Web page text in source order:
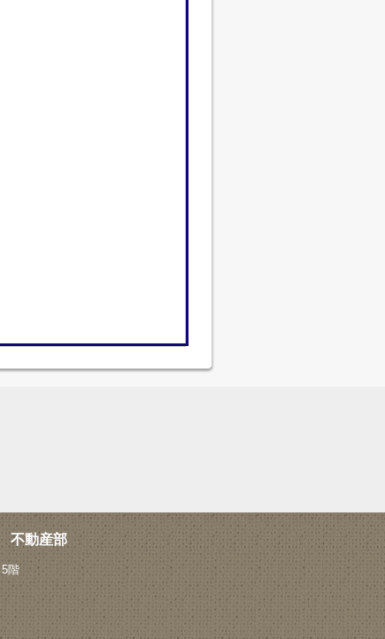
不動産部
階